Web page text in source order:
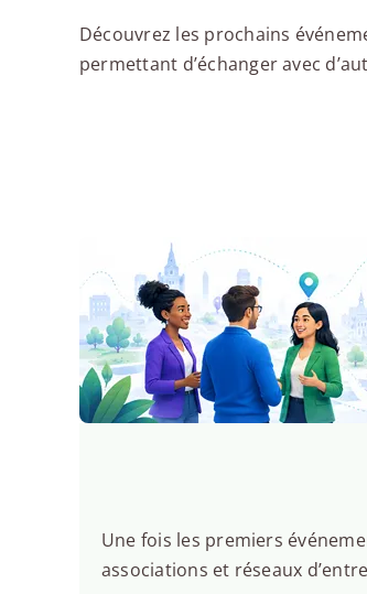
Découvrez les prochains
permettant d’échanger avec
Une fois les premiers
associations et réseaux